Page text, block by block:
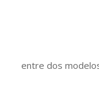
entre dos